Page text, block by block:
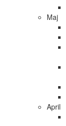
Maj
April